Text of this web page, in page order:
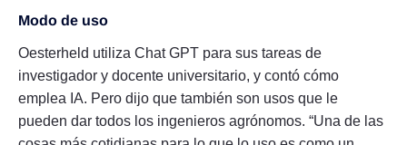
Modo de uso
Oesterheld utiliza Chat GPT para sus tareas de
investigador y docente universitario, y contó cómo
emplea IA. Pero dijo que también son usos que le
pueden dar todos los ingenieros agrónomos. “Una de las